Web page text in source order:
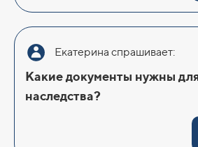
Екатерина спрашивает:
Какие документы нужны
наследства?